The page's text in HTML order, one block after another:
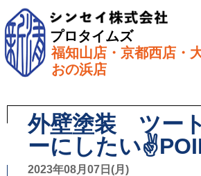
プロタイムズ
福知山店・京都西店・
おの浜店
ホーム»スタッフブログ»外壁塗
にしたい✌️POINT３選
外壁塗装 ツー
ーにしたい
2023年08月07日(月)